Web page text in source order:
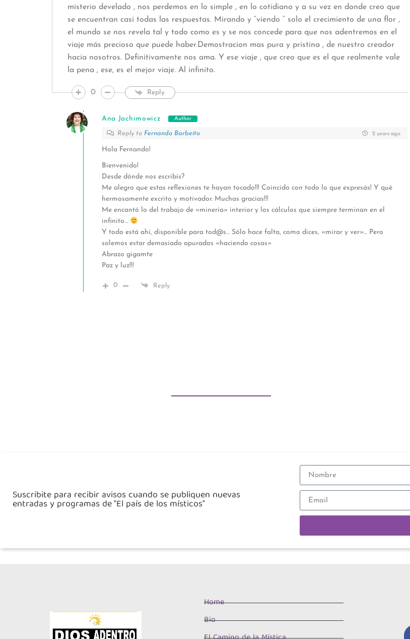
misterio develado , nos perdemos en lo simple , en lo cotidiano y a su vez en donde creo que
se encuentran casi todas las respuestas. Mirando y “viendo “ solo el crecimiento de una flor ,
el mundo se nos revela tal y todo como es y se nos concede para que nos adentremos en el
viaje más precioso que puede haber.Demostracion mas pura y prístina , de nuestro creador
hacia nosotros. Definitivamente nos ama. Y ese viaje , que creo que es el que realmente vale
la pena , ese, es el mejor viaje. Al infinito.
0 Reply
Ana Jachimowicz Author
Reply to Fernando Barbeito 2 years ago
Hola Fernando!
Bienvenido!
Desde dónde nos escribís?
Me alegro que estas reflexiones te hayan tocado!!! Coincido con todo lo que expresás! Y qué
hermosamente excrito y motivador. Muchas gracias!!!
Me encantó lo del trabajo de «minería» interior y los cálculos que siempre terminan en el
infinito…
Y todo está ahí, disponible para tod@s… Sólo hace falta, como dices, «mirar y ver»… Pero
solemos estar demasiado apurados «haciendo cosas»
Abrazo gigamte
Paz y luz!!!
0 Reply
Suscribite para recibir avisos cuando se publiquen nuevas
entradas y programas de "El país de los místicos"
Home
Bio